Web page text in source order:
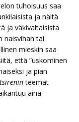
tuhoisuus saa
ja näitä
ja väkivaltaisista
naisvihan tai
mieskin saa
että ”uskominen
ja pian
teemat
aina